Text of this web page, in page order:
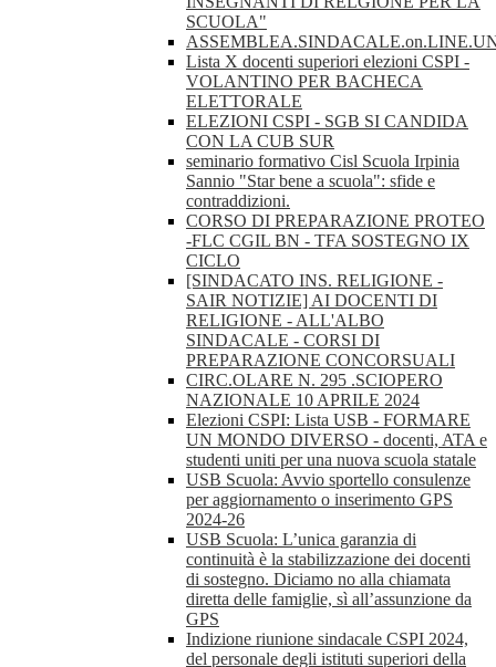
SCUOLA"
Lista X docenti superiori elezioni CSPI -
VOLANTINO PER BACHECA
ELETTORALE
ELEZIONI CSPI - SGB SI CANDIDA
CON LA CUB SUR
seminario formativo Cisl Scuola Irpinia
Sannio "Star bene a scuola": sfide e
contraddizioni.
CORSO DI PREPARAZIONE PROTEO
-FLC CGIL BN - TFA SOSTEGNO IX
CICLO
[SINDACATO INS. RELIGIONE -
SAIR NOTIZIE] AI DOCENTI DI
RELIGIONE - ALL'ALBO
SINDACALE - CORSI DI
PREPARAZIONE CONCORSUALI
CIRC.OLARE N. 295 .SCIOPERO
NAZIONALE 10 APRILE 2024
Elezioni CSPI: Lista USB - FORMARE
UN MONDO DIVERSO - docenti, ATA e
studenti uniti per una nuova scuola statale
USB Scuola: Avvio sportello consulenze
per aggiornamento o inserimento GPS
2024-26
USB Scuola: L’unica garanzia di
continuità è la stabilizzazione dei docenti
di sostegno. Diciamo no alla chiamata
diretta delle famiglie, sì all’assunzione da
GPS
Indizione riunione sindacale CSPI 2024,
del personale degli istituti superiori della